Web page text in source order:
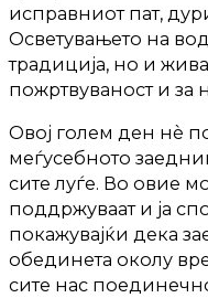
исправниот пат,
Осветувањето на
традиција, но и
пожртвуваност и за
Овој голем ден нè
меѓусебното
сите луѓе. Во овие
поддржуваат и ја
покажувајќи дека
обединета околу
сите нас